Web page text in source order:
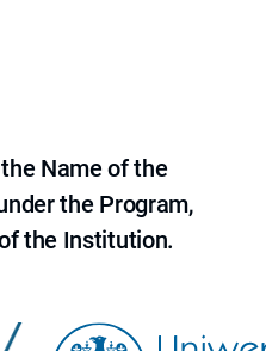
Name of the
the Program,
the Institution.